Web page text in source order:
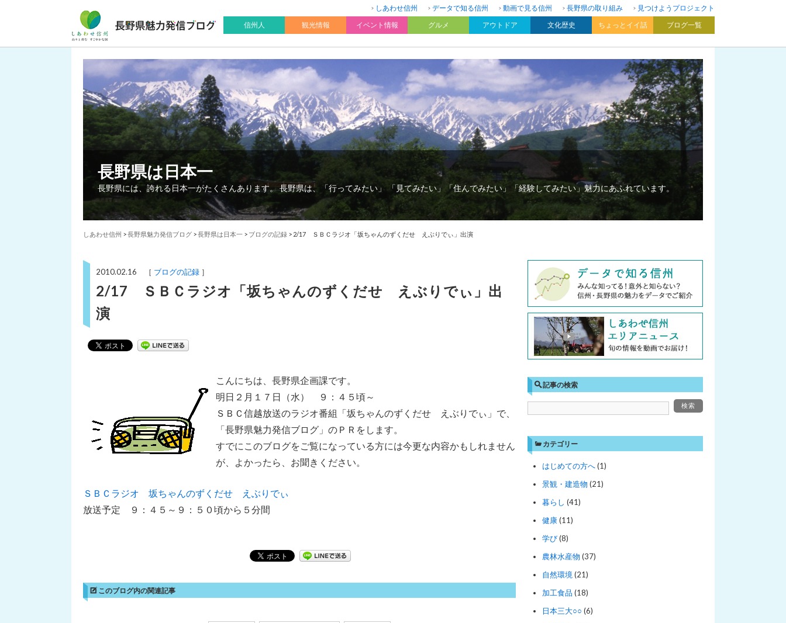
しあわせ信州 データで知る信州 動画で見る信州 長野県の取り組み
見つけようプロジェクト
信州人
観光情報 イベント情報 グルメ アウトドア 文化歴史 ちょっとイイ話 ブログ一覧
長野県は日本一
長野県には、誇れる日本一がたくさんあります。 長野県は、「行ってみたい」 「見てみたい」「住んでみたい」「経験してみたい」魅力にあふれています。
しあわせ信州 >長野県魅力発信ブログ >長野県は日本一 > ブログの記録 > 2/17 ＳＢＣラジオ「坂ちゃんのずくだせ えぶりでぃ」出演
2010.02.16 ［ ブログの記録 ］
2/17 ＳＢＣラジオ「坂ちゃんのずくだせ えぶりでぃ」出
演
こんにちは、長野県企画課です。
明日２月１７日（水） ９：４５頃～
ＳＢＣ信越放送のラジオ番組「坂ちゃんのずくだせ えぶりでぃ」で、
「長野県魅力発信ブログ」のＰＲをします。
すでにこのブログをご覧になっている方には今更な内容かもしれません
が、よかったら、お聞きください。
ＳＢＣラジオ 坂ちゃんのずくだせ えぶりでぃ
放送予定 ９：４５～９：５０頃から５分間
このブログ内の関連記事
記事の検索
カテゴリー
はじめての方へ(1)
景観・建造物 (21)
暮らし (41)
健康(11)
学び(8)
農林水産物 (37)
自然環境 (21)
加工食品 (18)
日本三大○○ (6)